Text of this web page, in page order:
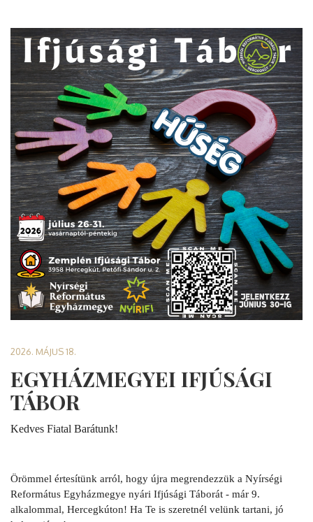
2026. MÁJUS 18.
EGYHÁZMEGYEI IFJÚSÁGI
TÁBOR
Kedves Fiatal Barátunk!
Örömmel értesítünk arról, hogy újra megrendezzük a Nyírségi
Református Egyházmegye nyári Ifjúsági Táborát - már 9.
alkalommal, Hercegkúton! Ha Te is szeretnél velünk tartani, jó